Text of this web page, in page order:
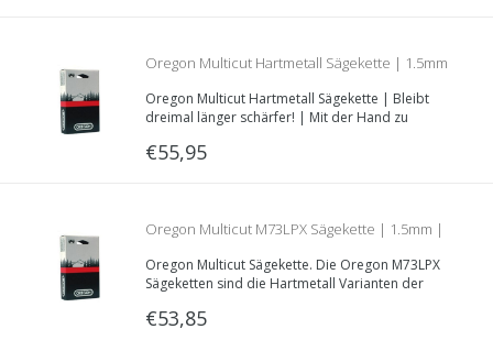
Oregon Multicut Hartmetall Sägekette | 1.5mm
| 3/8 | 80 Treibglieder | Teilenr. M73LPX080E
Oregon Multicut Hartmetall Sägekette | Bleibt
dreimal länger schärfer! | Mit der Hand zu
3/8” | 80 Treibglieder lang.
€55,95
Oregon Multicut M73LPX Sägekette | 1.5mm |
3/8 | 76 Treibglieder | Teilenr. M73LPX076E
Oregon Multicut Sägekette. Die Oregon M73LPX
Sägeketten sind die Hartmetall Varianten der
schärfer, als normale Sägeketten.
€53,85